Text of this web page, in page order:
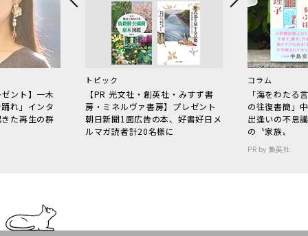
ント】一木
れ」インタ
た再生の群
トピック
【PR 光文社・創英社・みすず書
房・ミネルヴァ書房】プレゼント
朝日新聞1面広告の本、好書好日メ
ルマガ読者計20名様に
コラム
「海をわた
の往復書簡」
出逢いの不思
の〝家族〟
PR by 集英社